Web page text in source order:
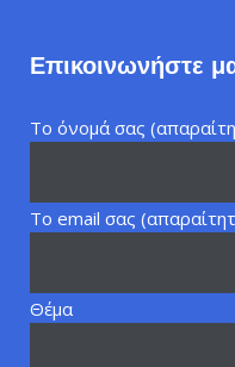
Επικοινωνήστε
Το όνομά σας
Το email σας
Θέμα